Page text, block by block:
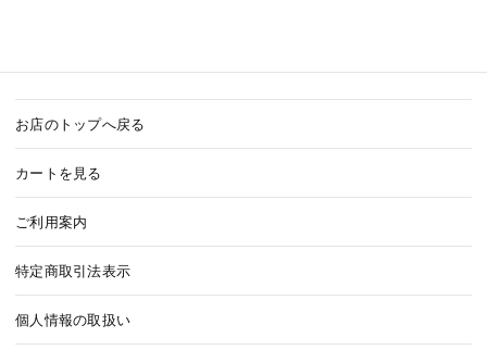
お店のトップへ戻る
カートを見る
ご利用案内
特定商取引法表示
個人情報の取扱い